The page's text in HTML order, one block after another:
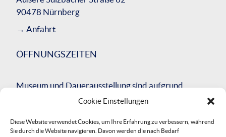
Cookie Einstellungen
Diese Website verwendet Cookies, um Ihre Erfahrung zu verbessern, während
Sie durch die Website navigieren. Davon werden die nach Bedarf
90478 Nürnberg
→ Anfahrt
ÖFFNUNGSZEITEN
Museum und Dauerausstellung sind aufgrund
einer umfassenden Bausanierung des
Wir werden Sie über die Neueröffnung